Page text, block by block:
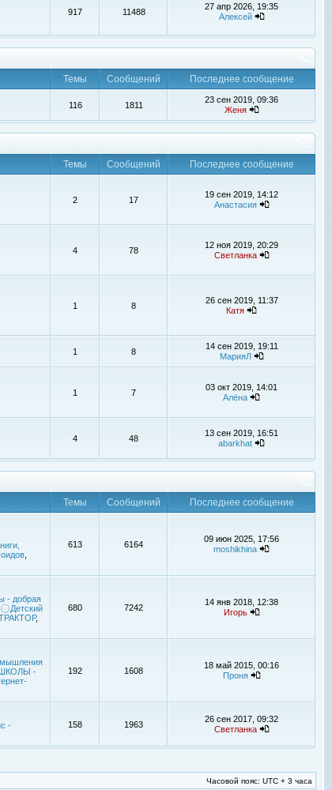
917 11488
27 апр 2026, 19:35
Алексей
Темы Сообщений
Последнее сообщение
116 1811
23 сен 2019, 09:36
Женя
Темы Сообщений
Последнее сообщение
2 17
19 сен 2019, 14:12
Анастасия
4 78
12 ноя 2019, 20:29
Светланка
1 8
26 сен 2019, 11:37
Катя
1 8
14 сен 2019, 19:11
МарияЛ
1 7
03 окт 2019, 14:01
Алёна
4 48
13 сен 2019, 16:51
abarkhat
Темы Сообщений
Последнее сообщение
613 6164
09 июн 2025, 17:56
moshikhina
- добрая
Детский
,
680 7242
14 янв 2018, 12:38
Игорь
-
192 1608
18 май 2015, 00:16
Проня
-
158 1963
26 сен 2017, 09:32
Светланка
Часовой пояс: UTC + 3 часа